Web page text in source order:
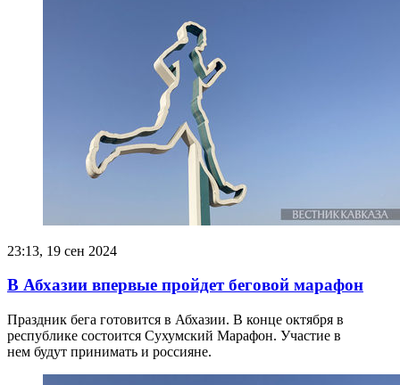
23:13, 19 сен 2024
В Абхазии впервые пройдет беговой марафон
Праздник бега готовится в Абхазии. В конце октября в
республике состоится Сухумский Марафон. Участие в
нем будут принимать и россияне.